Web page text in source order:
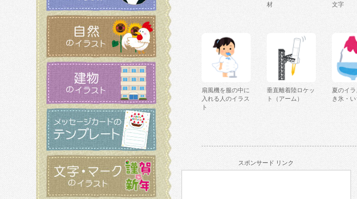
材
文字
扇風機を服の中に
入れる人のイラス
ト
垂直離着陸ロケッ
ト（アーム）
夏のイ
き氷・い
スポンサード リンク